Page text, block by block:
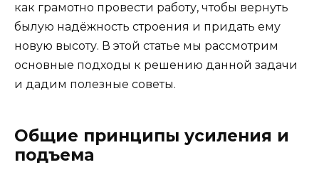
как грамотно провести работу, чтобы вернуть
былую надёжность строения и придать ему
новую высоту. В этой статье мы рассмотрим
основные подходы к решению данной задачи
и дадим полезные советы.
Общие принципы усиления и
подъема